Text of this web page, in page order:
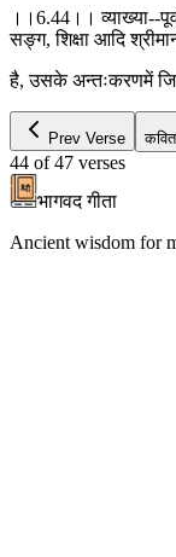
।।6.44।। व्याख्या--
सङ्ग, शिक्षा आदि
है, उसके अन्तःकरणमें
Prev Verse
44 of 47 verses
भागवद गीता
Ancient wisdom for